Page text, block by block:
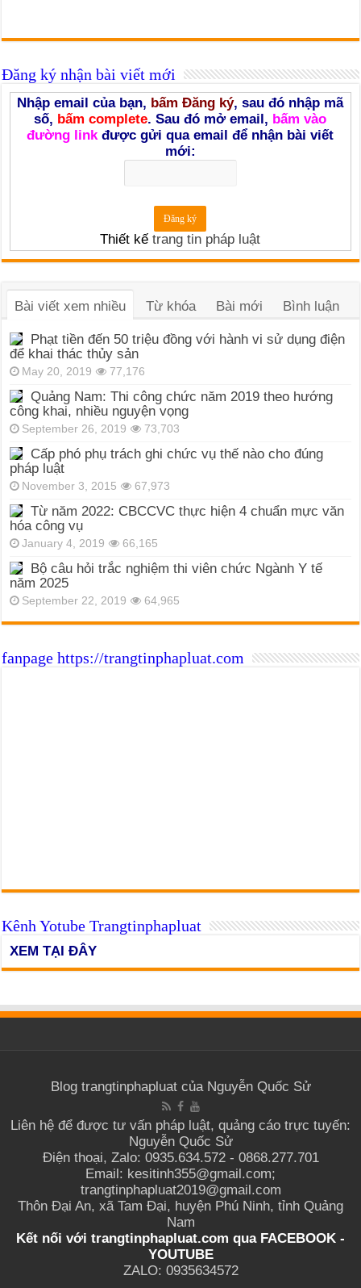
Đăng ký nhận bài viết mới
Nhập email của bạn, bấm Đăng ký, sau đó nhập mã
số, bấm complete. Sau đó mở email, bấm vào
đường link được gửi qua email để nhận bài viết
mới:
Thiết kếtrang tin pháp luật
Bài viết xem nhiều Từ khóa Bài mới Bình luận
Phạt tiền đến 50 triệu đồng với hành vi sử dụng điện
để khai thác thủy sản
May 20, 2019 77,176
Quảng Nam: Thi công chức năm 2019 theo hướng
công khai, nhiều nguyện vọng
September 26, 2019 73,703
Cấp phó phụ trách ghi chức vụ thế nào cho đúng
pháp luật
November 3, 2015 67,973
Từ năm 2022: CBCCVC thực hiện 4 chuẩn mực văn
hóa công vụ
January 4, 2019 66,165
Bộ câu hỏi trắc nghiệm thi viên chức Ngành Y tế
năm 2025
September 22, 2019 64,965
fanpage https://trangtinphapluat.com
Kênh Yotube Trangtinphapluat
XEM TẠI ĐÂY
Blog trangtinphapluat của Nguyễn Quốc Sử
Liên hệ để được tư vấn pháp luật, quảng cáo trực tuyến:
Nguyễn Quốc Sử
Điện thoại, Zalo: 0935.634.572 - 0868.277.701
Email: kesitinh355@gmail.com;
trangtinphapluat2019@gmail.com
Thôn Đại An, xã Tam Đại, huyện Phú Ninh, tỉnh Quảng
Nam
Kết nối với trangtinphapluat.com quaFACEBOOK -
YOUTUBE
ZALO: 0935634572